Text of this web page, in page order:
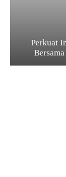
Perkuat